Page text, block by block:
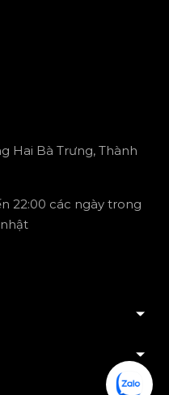
Hai Bà Trưng, Thành
22:00 các ngày trong